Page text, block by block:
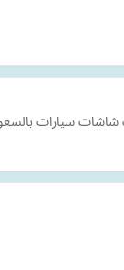
شاشات سيارات